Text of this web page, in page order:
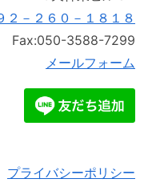
２－２６０－１８１８
Fax:050-3588-7299
メールフォーム
プライバシーポリシー